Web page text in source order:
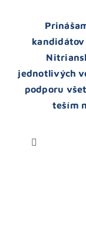
jednotlivých
podporu
teším
Toggle